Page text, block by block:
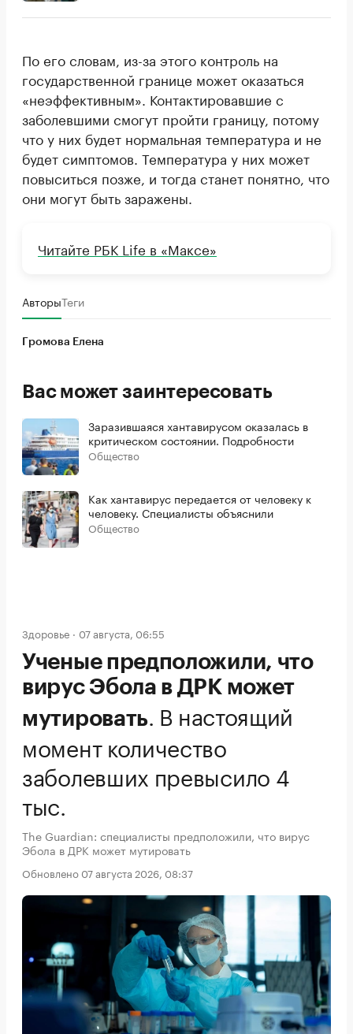
По его словам, из-за этого контроль на
государственной границе может оказаться
«неэффективным». Контактировавшие с
заболевшими смогут пройти границу, потому
что у них будет нормальная температура и не
будет симптомов. Температура у них может
повыситься позже, и тогда станет понятно, что
они могут быть заражены.
Читайте РБК Life в «Максе»
АвторыТеги
Громова Елена
Вас может заинтересовать
Заразившаяся хантавирусом оказалась в
критическом состоянии. Подробности
Общество
Как хантавирус передается от человеку к
человеку. Специалисты объяснили
Общество
Здоровье 07 августа, 06:55
Ученые предположили, что
вирус Эбола в ДРК может
мутировать. В настоящий
момент количество
заболевших превысило 4
тыс.
The Guardian: специалисты предположили, что вирус
Эбола в ДРК может мутировать
Обновлено 07 августа 2026, 08:37